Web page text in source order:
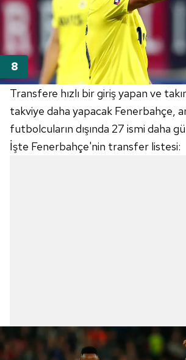
Transfere hızlı bir giriş yapan ve
takviye daha yapacak Fenerbahçe,
futbolcuların dışında 27 ismi daha
İşte Fenerbahçe'nin transfer listesi: